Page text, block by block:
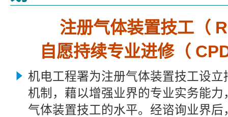
注册气体装置技工（
自愿持续专业进修（
机电工程署为注册气体装置技工设立
机制，藉以增强业界的专业实务能力
气体装置技工的水平。经谘询业界后